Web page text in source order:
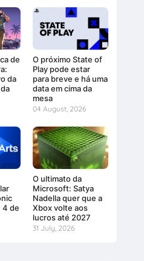
de
da
O próximo State of
Play pode estar
para breve e há uma
data em cima da
mesa
04 August, 2026
4 de
O ultimato da
Microsoft: Satya
Nadella quer que a
Xbox volte aos
lucros até 2027
31 July, 2026